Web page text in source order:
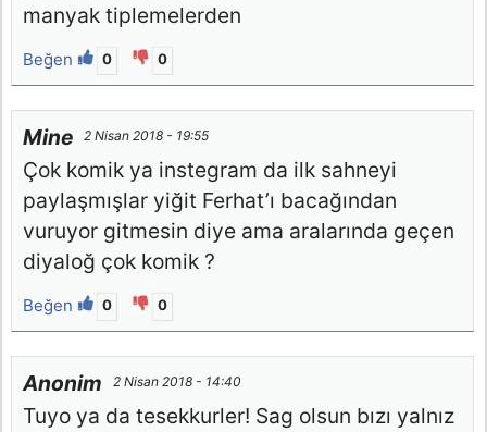
manyak tiplemelerden
Beğen 0 0
Mine 2 Nisan 2018 - 19:55
Çok komik ya instegram da ilk sahneyi
paylaşmışlar yiğit Ferhat’ı bacağından
vuruyor gitmesin diye ama aralarında geçen
diyaloğ çok komik ?
Beğen 0 0
Anonim 2 Nisan 2018 - 14:40
Tuyo ya da tesekkurler! Sag olsun bızı yalnız